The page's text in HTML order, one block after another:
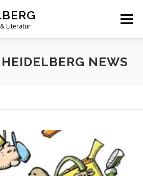
Literatur
Menü
HEIDELBERG NEWS